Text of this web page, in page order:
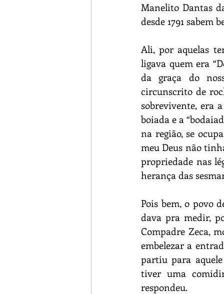
Manelito Dantas
desde 1791 sabem
Ali, por aquelas
ligava quem era
da graça do
circunscrito de
sobrevivente, era
boiada e a
na região, se
meu Deus não
propriedade nas
herança das
Pois bem, o povo
dava pra medir,
Compadre Zeca,
embelezar a
partiu para
tiver uma
respondeu.